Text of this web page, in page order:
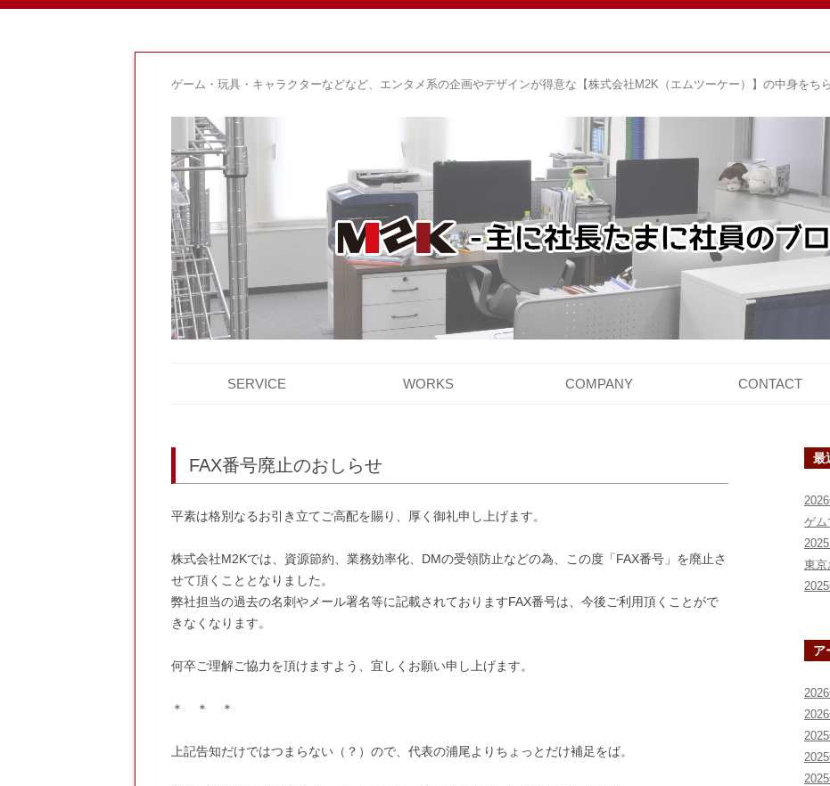
ゲーム・玩具・キャラクターなどなど、エンタメ系の企画やデザインが得意な【株式会社M2K（エムツーケー）】の中身をち
ン
プ
SERVICE WORKS COMPANY CONTACT
FAX番号廃止のおしらせ
平素は格別なるお引き立てご高配を賜り、厚く御礼申し上げます。
株式会社M2Kでは、資源節約、業務効率化、DMの受領防止などの為、この度「FAX番号」を廃止さ
せて頂くこととなりました。
弊社担当の過去の名刺やメール署名等に記載されておりますFAX番号は、今後ご利用頂くことがで
きなくなります。
何卒ご理解ご協力を頂けますよう、宜しくお願い申し上げます。
＊ ＊ ＊
上記告知だけではつまらない（？）ので、代表の浦尾よりちょっとだけ補足をば。
最
ゲム
東京
ア